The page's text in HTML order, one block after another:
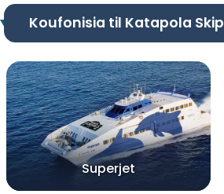
Koufonisia til Katapola Skip
Superjet